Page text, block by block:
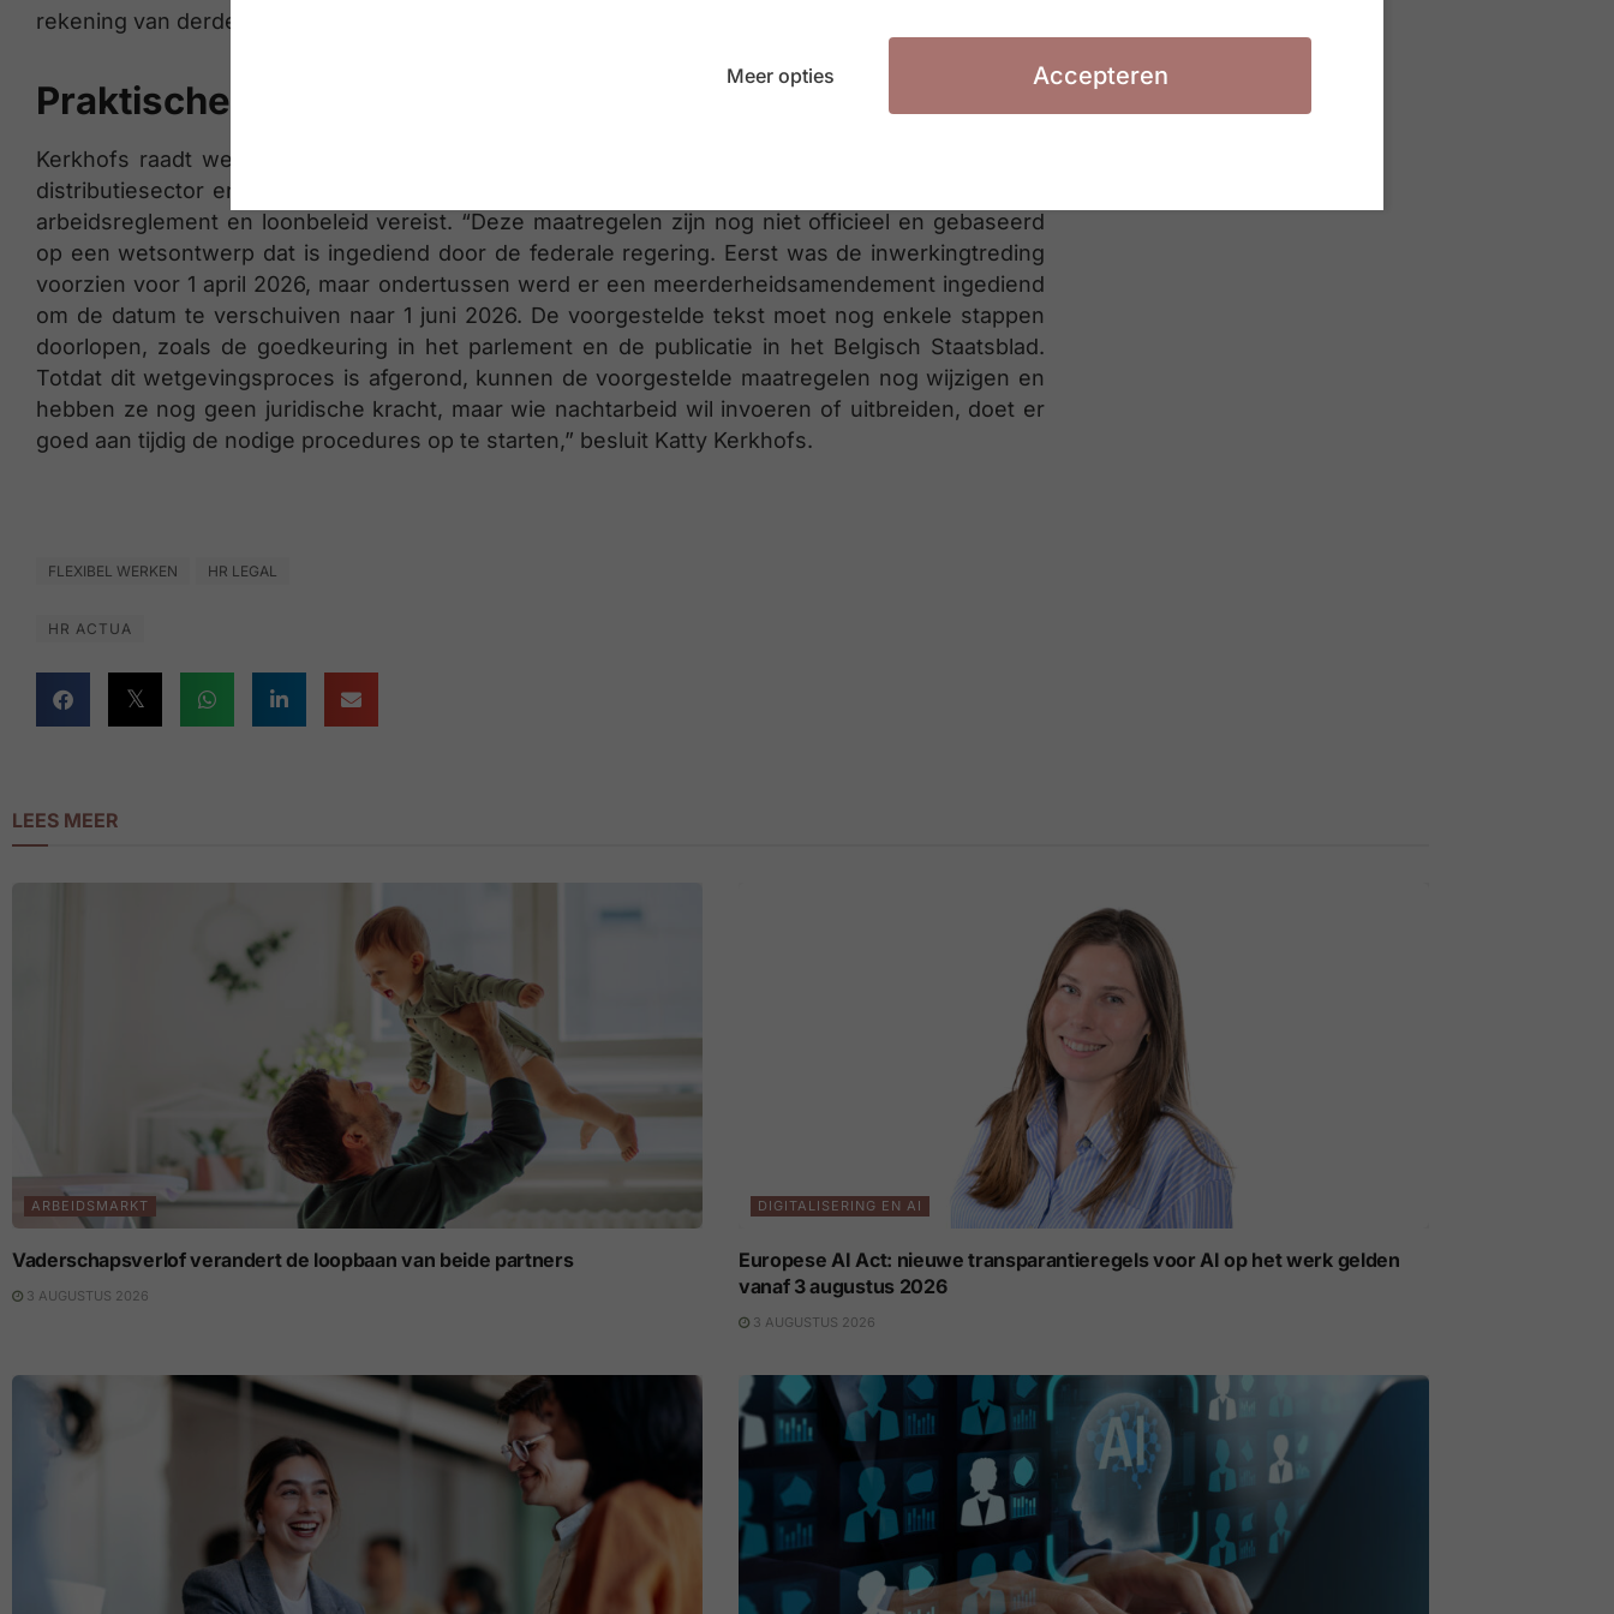
rekening van derden of elektronische handel.
Praktische aanbeveling
Kerkhofs raadt werkgevers aan nu al te bekijken of zij op basis van hun activiteiten onder de
distributiesector en aanverwante sectoren vallen, en of de hervorming een aanpassing van hun
arbeidsreglement en loonbeleid vereist. “Deze maatregelen zijn nog niet officieel en gebaseerd
op een wetsontwerp dat is ingediend door de federale regering. Eerst was de inwerkingtreding
voorzien voor 1 april 2026, maar ondertussen werd er een meerderheidsamendement ingediend
om de datum te verschuiven naar 1 juni 2026. De voorgestelde tekst moet nog enkele stappen
doorlopen, zoals de goedkeuring in het parlement en de publicatie in het Belgisch Staatsblad.
Totdat dit wetgevingsproces is afgerond, kunnen de voorgestelde maatregelen nog wijzigen en
hebben ze nog geen juridische kracht, maar wie nachtarbeid wil invoeren of uitbreiden, doet er
goed aan tijdig de nodige procedures op te starten,” besluit Katty Kerkhofs.
FLEXIBEL WERKEN HR LEGAL
HR ACTUA
LEES MEER
ARBEIDSMARKT
Vaderschapsverlof verandert de loopbaan van beide partners
3 AUGUSTUS 2026
DIGITALISERING EN AI
Europese AI Act: nieuwe transparantieregels voor AI op het werk gelden
vanaf 3 augustus 2026
3 AUGUSTUS 2026
Meer opties Accepteren